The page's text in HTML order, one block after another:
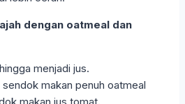
dengan oatmeal dan
menjadi jus.
makan penuh oatmeal